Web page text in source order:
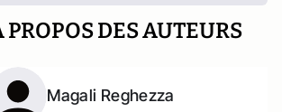
PROPOS DES AUTEURS
Magali Reghezza